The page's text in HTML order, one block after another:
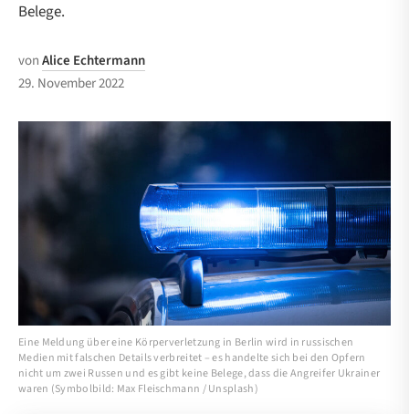
Belege.
vonAlice Echtermann
29. November 2022
Eine Meldung über eine Körperverletzung in Berlin wird in russischen
Medien mit falschen Details verbreitet – es handelte sich bei den Opfern
nicht um zwei Russen und es gibt keine Belege, dass die Angreifer Ukrainer
waren (Symbolbild: Max Fleischmann / Unsplash)